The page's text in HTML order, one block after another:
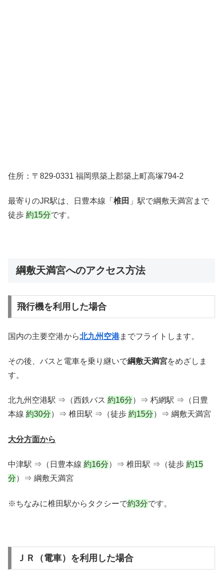
住所：〒829-0331 福岡県築上郡築上町高塚794-2
最寄りのJR駅は、日豊本線「 椎田 」駅で綱敷天満宮まで
徒歩 約15分です。
綱敷天満宮へのアクセス方法
飛行機を利用した場合
国内の主要空港から北九州空港までフライトします。
その後、バスと電車を乗り継いで綱敷天満宮をめざしま
す。
北九州空港駅 ⇒（西鉄バス 約16分）⇒ 朽網駅 ⇒（日豊
本線 約30分）⇒ 椎田駅 ⇒（徒歩 約15分）⇒ 綱敷天満宮
大分方面から
中津駅 ⇒（日豊本線 約16分）⇒ 椎田駅 ⇒（徒歩 約15
分）⇒ 綱敷天満宮
※ちなみに椎田駅からタクシーで約3分です。
ＪＲ（電車）を利用した場合